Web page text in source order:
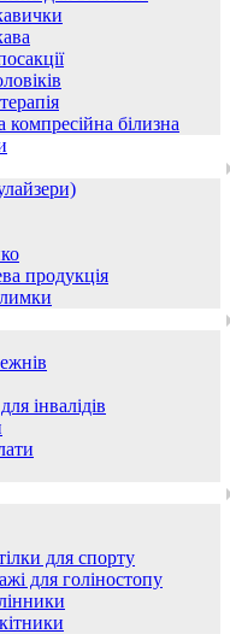
компресійна білизна
продукція
інвалідів
для спорту
для голіностопу